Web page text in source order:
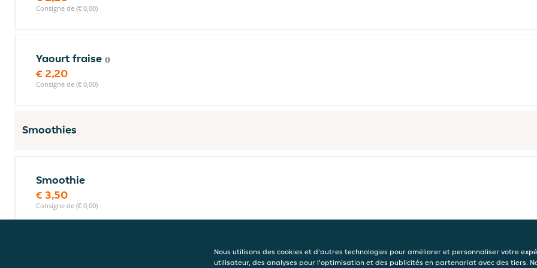
Consigne de (€ 0,00)
Yaourt fraise
€ 2,20
Consigne de (€ 0,00)
Smoothies
Smoothie
€ 3,50
Consigne de (€ 0,00)
Nous utilisons des cookies et d'autres technologies pour améliorer et personnaliser votre
utilisateur, des analyses pour l'optimisation et des publicités en partenariat avec des tiers.